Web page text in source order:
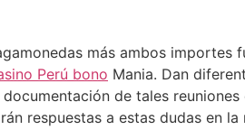
más ambos importes
Perú bono Mania. Dan
de tales
respuestas a estas dudas en